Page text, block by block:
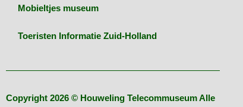
Mobieltjes museum
Toeristen Informatie Zuid-Holland
Copyright 2026 © Houweling Telecommuseum Alle